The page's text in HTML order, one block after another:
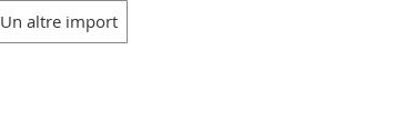
Un altre import